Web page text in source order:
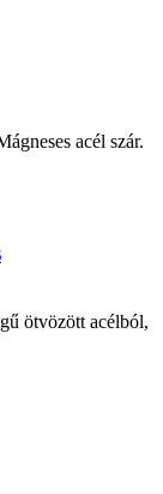
acél szár.
ötvözött acélból,